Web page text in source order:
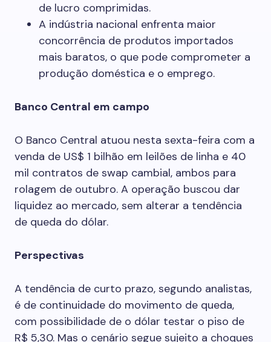
de lucro comprimidas.
A indústria nacional enfrenta maior
concorrência de produtos importados
mais baratos, o que pode comprometer a
produção doméstica e o emprego.
Banco Central em campo
O Banco Central atuou nesta sexta-feira com a
venda de US$ 1 bilhão em leilões de linha e 40
mil contratos de swap cambial, ambos para
rolagem de outubro. A operação buscou dar
liquidez ao mercado, sem alterar a tendência
de queda do dólar.
Perspectivas
A tendência de curto prazo, segundo analistas,
é de continuidade do movimento de queda,
com possibilidade de o dólar testar o piso de
R$ 5,30. Mas o cenário segue sujeito a choques